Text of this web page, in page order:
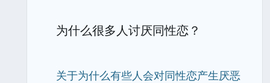
为什么很多人讨厌同性恋？
关于为什么有些人会对同性恋产生厌恶